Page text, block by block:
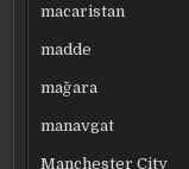
macaristan
madde
mağara
manavgat
Manchester City